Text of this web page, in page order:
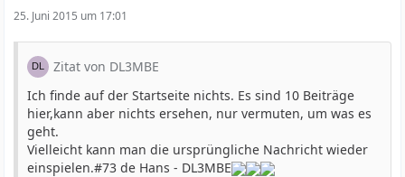
25. Juni 2015 um 17:01
Zitat von DL3MBE
Ich finde auf der Startseite nichts. Es sind 10 Beiträge
hier,kann aber nichts ersehen, nur vermuten, um was es
geht.
Vielleicht kann man die ursprüngliche Nachricht wieder
einspielen.#73 de Hans - DL3MBE